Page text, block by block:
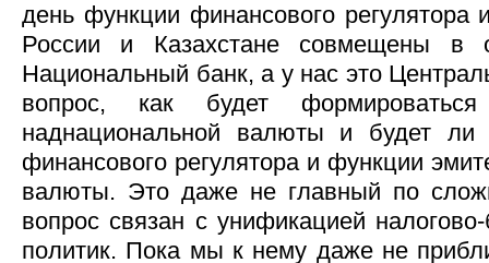
день функции финансового регулятора
России и Казахстане совмещены в
Национальный банк, а у нас это
вопрос, как будет
наднациональной валюты и будет ли
финансового регулятора и функции
валюты. Это даже не главный по
вопрос связан с унификацией
политик. Пока мы к нему даже не